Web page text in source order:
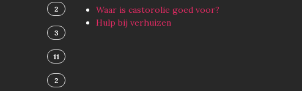
2
3
11
2
Waar is castorolie goed voor?
Hulp bij verhuizen